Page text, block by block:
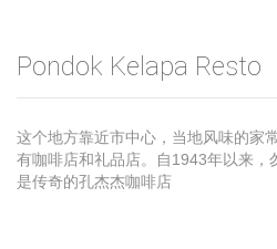
Pondok Kelapa Resto
这个地方靠近市中心，当地风味的家
有咖啡店和礼品店。自1943年以来，
是传奇的孔杰杰咖啡店